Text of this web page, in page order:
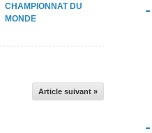
CHAMPIONNAT DU
MONDE
Article suivant »